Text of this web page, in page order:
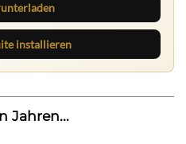
installieren
Jahren...